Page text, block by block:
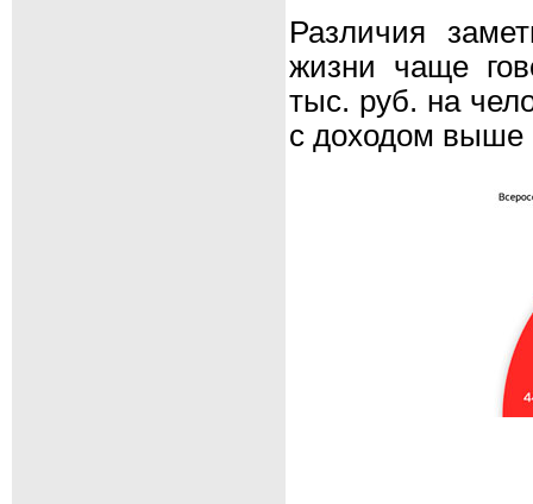
Различия
жизни чаще
тыс. руб. на
с доходом выше